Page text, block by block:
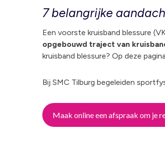
7 belangrijke
Een voorste kruisband blessure
opgebouwd traject van
kruisband blessure? Op deze
Bij SMC Tilburg begeleiden
Maak online een afspraak om je